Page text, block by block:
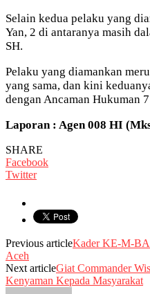
Selain kedua pelaku yang
Yan, 2 di antaranya masih
SH.
Pelaku yang diamankan
yang sama, dan kini
dengan Ancaman Hukuman
Laporan : Agen 008 HI
SHARE
Facebook
Twitter
Previous articleKader KE-M-
Aceh
Next articleGiat Commander
Kenyaman Kepada Masyarakat